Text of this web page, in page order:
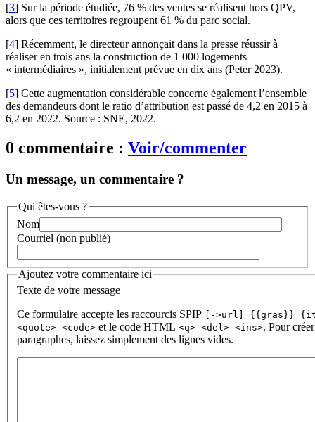
[3] Sur la période étudiée, 76 % des ventes se réalisent hors QPV,
alors que ces territoires regroupent 61 % du parc social.
[4] Récemment, le directeur annonçait dans la presse réussir à
réaliser en trois ans la construction de 1 000 logements
« intermédiaires », initialement prévue en dix ans (Peter 2023).
[5] Cette augmentation considérable concerne également l’ensemble
des demandeurs dont le ratio d’attribution est passé de 4,2 en 2015 à
6,2 en 2022. Source : SNE, 2022.
0 commentaire : Voir/commenter
Un message, un commentaire ?
Qui êtes-vous ?
Nom
Courriel (non publié)
Ajoutez votre commentaire ici
Texte de votre message
Ce formulaire accepte les raccourcis SPIP
[->url] {{gras}}
<quote> <code> et le code HTML <q> <del> <ins>. Pour
paragraphes, laissez simplement des lignes vides.